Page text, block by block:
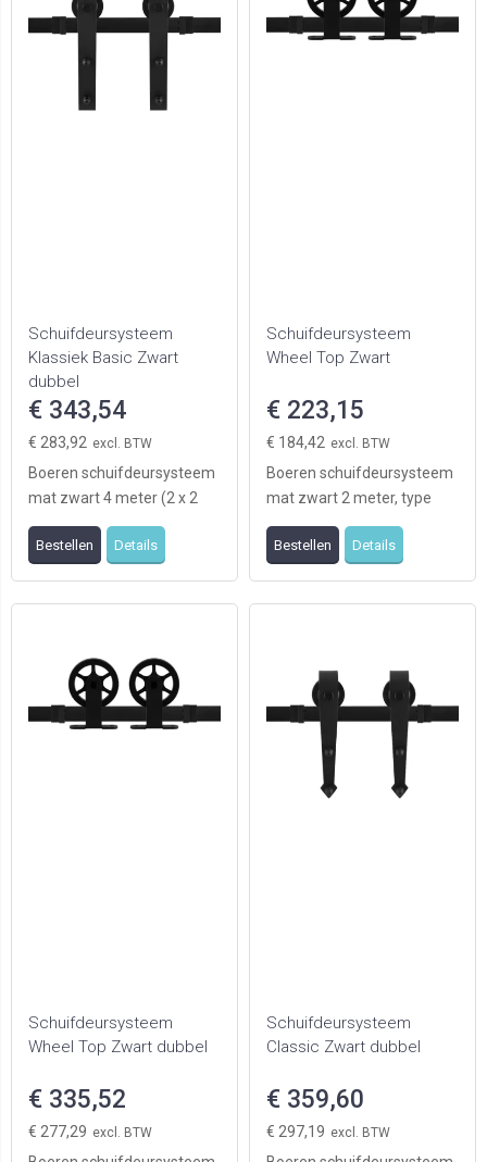
Schuifdeursysteem
Klassiek Basic Zwart
dubbel
€ 343,54
€ 283,92
Boeren schuifdeursysteem
mat zwart 4 meter (2 x 2
meter), type Klassiek,
geschikt voor twe ...
Bestellen Details
Schuifdeursysteem
Wheel Top Zwart
€ 223,15
€ 184,42
Boeren schuifdeursysteem
mat zwart 2 meter, type
Wheel Top geschikt voor
1deur (levering e ...
Bestellen Details
Schuifdeursysteem
Wheel Top Zwart dubbel
€ 335,52
€ 277,29
Schuifdeursysteem
Classic Zwart dubbel
€ 359,60
€ 297,19